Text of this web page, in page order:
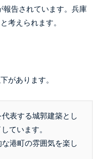
報告されています。兵庫
考えられます。
があります。
表する城郭建築とし
ています。
港町の雰囲気を楽し